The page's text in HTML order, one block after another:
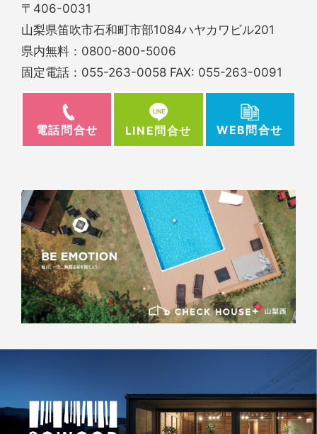
〒406-0031
山梨県笛吹市石和町市部1084ハヤカワビル201
県内無料： 0800-800-5006
固定電話： 055-263-0058 FAX: 055-263-0091
電話問合せ LINE問合せ WEB問合せ